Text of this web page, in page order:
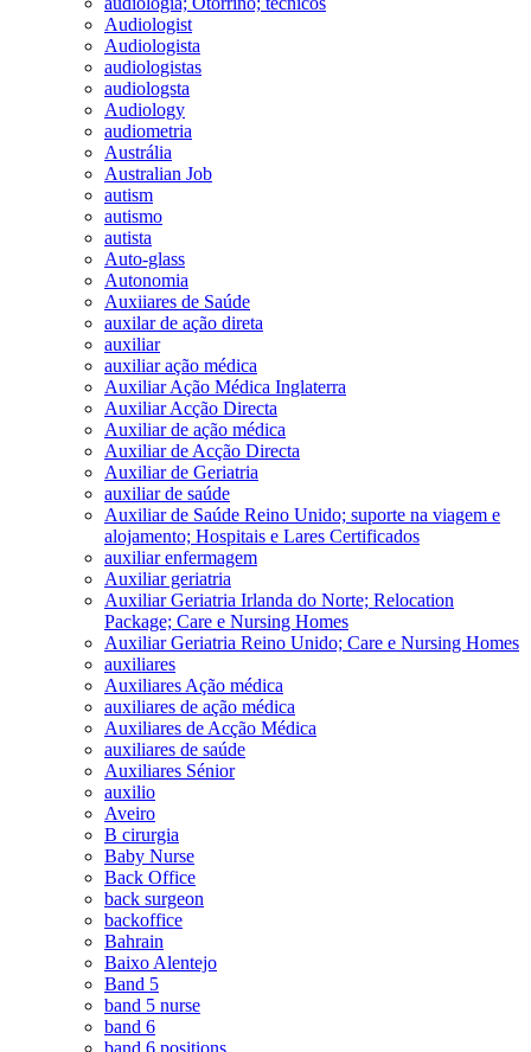
Audiologist
Audiologista
audiologistas
audiologsta
Audiology
audiometria
Austrália
Australian Job
autism
autismo
autista
Auto-glass
Autonomia
Auxiiares de Saúde
auxilar de ação direta
auxiliar
auxiliar ação médica
Auxiliar Ação Médica Inglaterra
Auxiliar Acção Directa
Auxiliar de ação médica
Auxiliar de Acção Directa
Auxiliar de Geriatria
auxiliar de saúde
Auxiliar de Saúde Reino Unido; suporte na viagem e
alojamento; Hospitais e Lares Certificados
auxiliar enfermagem
Auxiliar geriatria
Auxiliar Geriatria Irlanda do Norte; Relocation
Package; Care e Nursing Homes
Auxiliar Geriatria Reino Unido; Care e Nursing Homes
auxiliares
Auxiliares Ação médica
auxiliares de ação médica
Auxiliares de Acção Médica
auxiliares de saúde
Auxiliares Sénior
auxilio
Aveiro
B cirurgia
Baby Nurse
Back Office
back surgeon
backoffice
Bahrain
Baixo Alentejo
Band 5
band 5 nurse
band 6
band 6 positions